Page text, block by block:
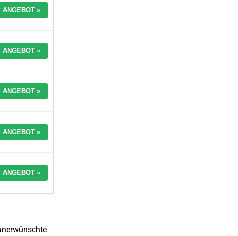
ANGEBOT »
ANGEBOT »
ANGEBOT »
ANGEBOT »
ANGEBOT »